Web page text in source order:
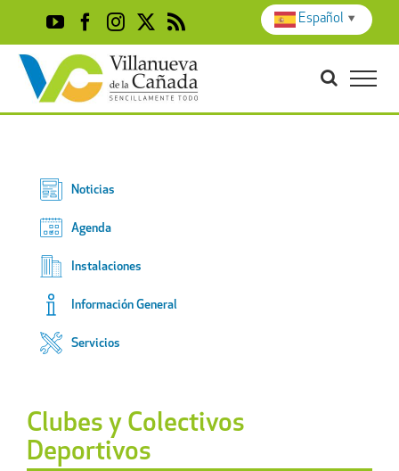
content
YouTubeFacebook
Instagram
X Rss
Clubes y Colectivos
Deportivos
Noticias
Agenda
Instalaciones
Información General
Servicios
Español ▼